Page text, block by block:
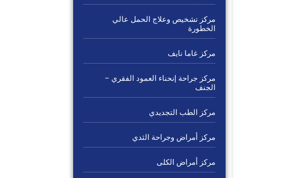
مركز تشخيص وعلاج الحمل عالي
الخطورة
مركز غاما نايف
مركز جراحة إنحناء العمود الفقري –
الجنف
مركز الطب التجديدي
مركز أمراض وجراحة الثدي
مركز أمراض الكلى